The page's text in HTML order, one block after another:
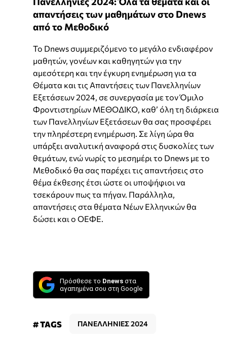
απαντήσεις των μαθημάτων στο Dnews
από το Μεθοδικό
Το Dnews συμμεριζόμενο το μεγάλο ενδιαφέρον
μαθητών, γονέων και καθηγητών για την
αμεσότερη και την έγκυρη ενημέρωση για τα
Θέματα και τις Απαντήσεις των Πανελληνίων
Εξετάσεων 2024, σε συνεργασία με τον Όμιλο
Φροντιστηρίων ΜΕΘΟΔΙΚΟ, καθ’ όλη τη διάρκεια
των Πανελληνίων Εξετάσεων θα σας προσφέρει
την πληρέστερη ενημέρωση. Σε λίγη ώρα θα
υπάρξει αναλυτική αναφορά στις δυσκολίες των
θεμάτων, ενώ νωρίς το μεσημέρι το Dnews με το
Μεθοδικό θα σας παρέχει τις απαντήσεις στο
θέμα έκθεσης έτσι ώστε οι υποψήφιοι να
τσεκάρουν πως τα πήγαν. Παράλληλα,
απαντήσεις στα θέματα Νέων Ελληνικών θα
δώσει και ο ΟΕΦΕ.
Πρόσθεσε το Dnews στα
αγαπημένα σου στη Google
# TAGS ΠΑΝΕΛΛΗΝΙΕΣ 2024